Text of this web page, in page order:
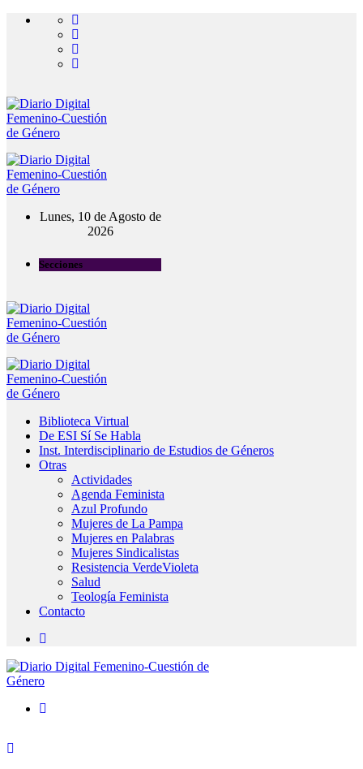
Lunes, 10 de Agosto de
2026
Secciones
Biblioteca Virtual
De ESI Sí Se Habla
Inst. Interdisciplinario de Estudios de Géneros
Otras
Actividades
Agenda Feminista
Azul Profundo
Mujeres de La Pampa
Mujeres en Palabras
Mujeres Sindicalistas
Resistencia VerdeVioleta
Salud
Teología Feminista
Contacto